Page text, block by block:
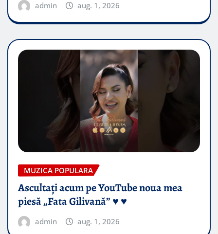
admin aug. 1, 2026
MUZICA POPULARA
Ascultați acum pe YouTube noua mea
piesă „Fata Gilivană” ♥️ ♥️
admin aug. 1, 2026